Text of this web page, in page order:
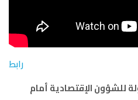
رابط
للشؤون الإقتصادية أمام